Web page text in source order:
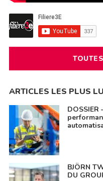
ARTICLES LES PLUS
BJÖRN
DU